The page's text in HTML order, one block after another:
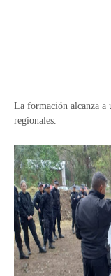
La formación alcanza a
regionales.